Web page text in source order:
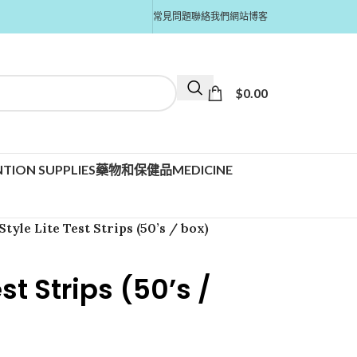
常見問題聯絡我們網站博客
$0.00
SUPPLIES藥物和保健品MEDICINE
Lite Test Strips (50’s / box)
Strips (50’s /